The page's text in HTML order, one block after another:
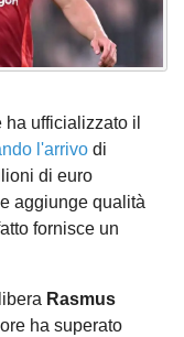
ufficializzato il
l'arrivo di
di euro
aggiunge qualità
fornisce un
Rasmus
ha superato